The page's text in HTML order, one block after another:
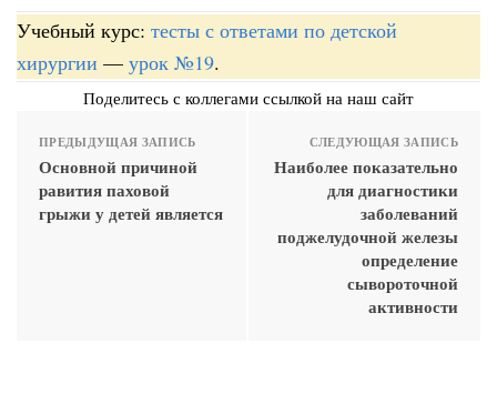
Учебный курс: тесты с ответами по детской
хирургии — урок №19.
Поделитесь с коллегами ссылкой на наш сайт
ПРЕДЫДУЩАЯ ЗАПИСЬ
Основной причиной
равития паховой
грыжи у детей является
СЛЕДУЮЩАЯ ЗАПИСЬ
Наиболее показательно
для диагностики
заболеваний
поджелудочной железы
определение
сывороточной
активности